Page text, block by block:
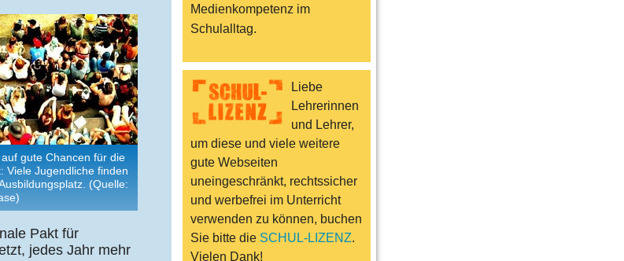
gute Chancen für die
Viele Jugendliche finden
(Quelle:
Pakt für
jedes Jahr mehr
Medienkompetenz im
Schulalltag.
Liebe
Lehrerinnen
und Lehrer,
um diese und viele weitere
gute Webseiten
uneingeschränkt, rechtssicher
und werbefrei im Unterricht
verwenden zu können, buchen
Sie bitte die SCHUL-LIZENZ.
Vielen Dank!